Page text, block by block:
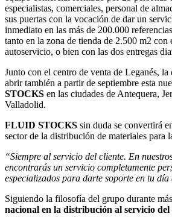
especialistas, comerciales, personal de
sus puertas con la vocación de dar un
inmediato en las más de 200.000
tanto en la zona de tienda de 2.500 m2 con
autoservicio, o bien con las dos entregas
Junto con el centro de venta de Leganés,
abrir también a partir de septiembre esta
STOCKS en las ciudades de Antequera,
Valladolid.
FLUID STOCKS sin duda se convertirá
sector de la distribución de materiales para
“Siempre al servicio del cliente. En
encontrarás un servicio completamente
especializados para darte soporte en tu día
Siguiendo la filosofía del grupo durante
nacional en la distribución al servicio